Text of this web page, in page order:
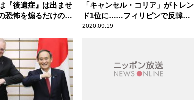
『後遺症』は出ませ
恐怖を煽るだけの誤
の語法に辛坊治郎が
「キャンセル・コリア」がトレン
ド1位に……フィリピンで反韓感
情が高まったわけ
2020.09.19